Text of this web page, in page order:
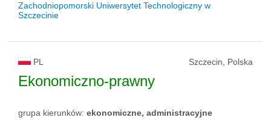
Zachodniopomorski Uniwersytet Technologiczny w
Szczecinie
PL Szczecin, Polska
Ekonomiczno-prawny
grupa kierunków: ekonomiczne, administracyjne